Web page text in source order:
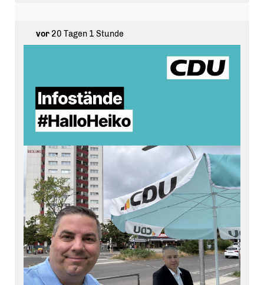
vor20 Tagen 1 Stunde